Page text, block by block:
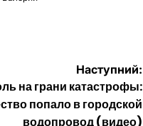
Наступний:
на грани катастрофы:
попало в городской
водопровод (видео)